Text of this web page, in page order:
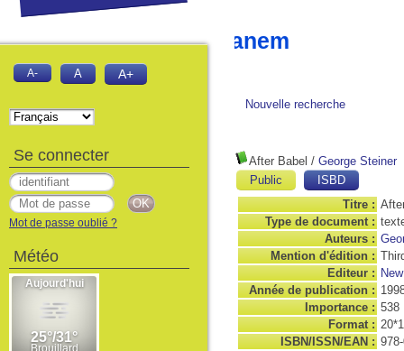
Ibn Badis Mostaganem
Nouvelle recherche
After Babel / George Steiner
Public
ISBD
Titre :
Type de document :
Auteurs :
Mention d'édition :
Editeur :
Année de publication :
Importance : 538
Format :
ISBN/ISSN/EAN :
A- A A+
Se connecter
Mot de passe oublié ?
Météo